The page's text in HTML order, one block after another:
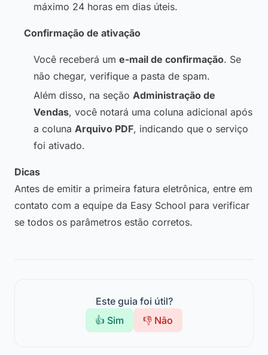
máximo 24 horas em dias úteis.
Confirmação de ativação
Você receberá um e-mail de confirmação. Se
não chegar, verifique a pasta de spam.
Além disso, na seção Administração de
Vendas, você notará uma coluna adicional após
a coluna Arquivo PDF, indicando que o serviço
foi ativado.
Dicas
Antes de emitir a primeira fatura eletrônica, entre em
contato com a equipe da Easy School para verificar
se todos os parâmetros estão corretos.
Este guia foi útil?
👍 Sim
👎 Não